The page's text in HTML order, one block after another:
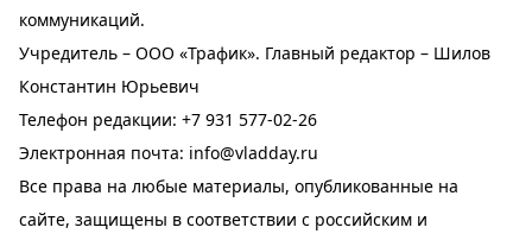
коммуникаций.
Учредитель – ООО «Трафик». Главный редактор – Шилов
Константин Юрьевич
Телефон редакции: +7 931 577-02-26
Электронная почта: info@vladday.ru
Все права на любые материалы, опубликованные на
сайте, защищены в соответствии с российским и